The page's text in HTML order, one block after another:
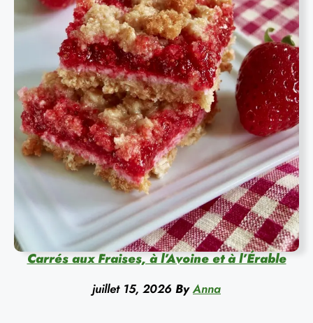
Carrés aux Fraises, à l’Avoine et à l’Érable
juillet 15, 2026 By Anna